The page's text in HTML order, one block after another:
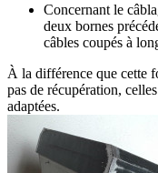
Concernant le
deux bornes
câbles coupés à
À la différence que cette
pas de récupération,
adaptées.